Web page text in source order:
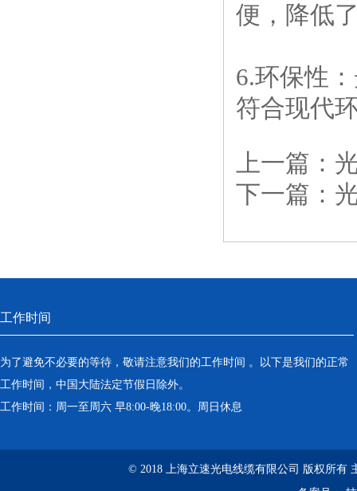
便，降低
6.环保性
符合现代
上一篇：
下一篇：
工作时间
为了避免不必要的等待，敬请注意我们的工作时间 。以下是我们的正常
工作时间，中国大陆法定节假日除外。
工作时间：周一至周六 早8:00-晚18:00。周日休息
© 2018 上海立速光电线缆有限公司 版权所有